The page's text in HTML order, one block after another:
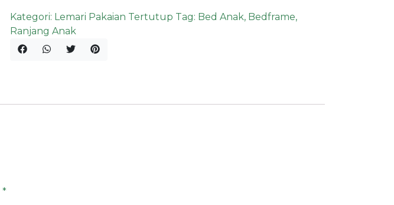
Kategori: Lemari Pakaian Tertutup Tag: Bed Anak, Bedframe,
Ranjang Anak
*